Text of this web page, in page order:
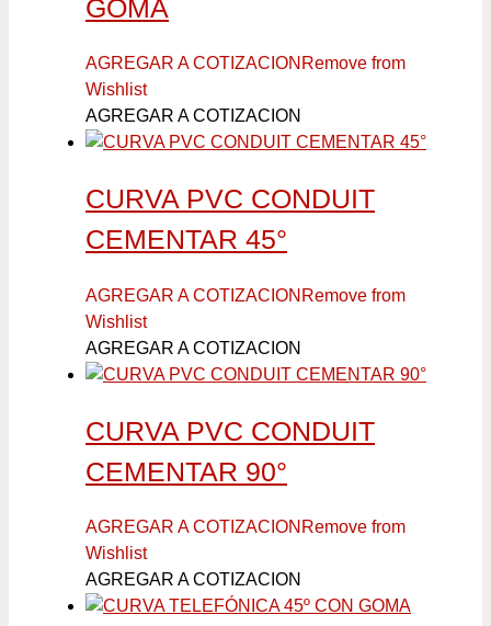
GOMA
AGREGAR A COTIZACION Remove from
Wishlist
AGREGAR A COTIZACION
CURVA PVC CONDUIT
CEMENTAR 45°
AGREGAR A COTIZACION Remove from
Wishlist
AGREGAR A COTIZACION
CURVA PVC CONDUIT
CEMENTAR 90°
AGREGAR A COTIZACION Remove from
Wishlist
AGREGAR A COTIZACION